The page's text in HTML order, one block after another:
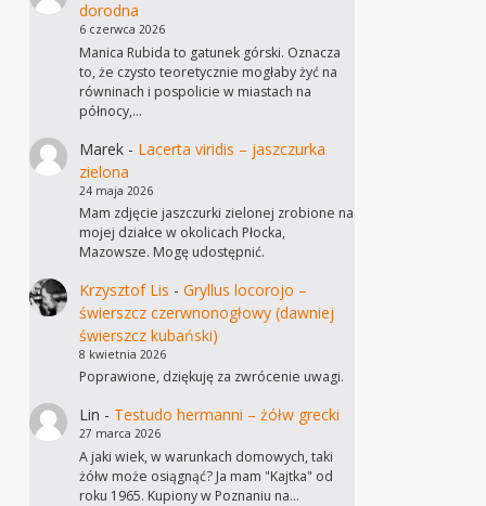
dorodna
6 czerwca 2026
Manica Rubida to gatunek górski. Oznacza
to, że czysto teoretycznie mogłaby żyć na
równinach i pospolicie w miastach na
północy,…
Marek- Lacerta viridis – jaszczurka
zielona
24 maja 2026
Mam zdjęcie jaszczurki zielonej zrobione na
mojej działce w okolicach Płocka,
Mazowsze. Mogę udostępnić.
Krzysztof Lis - Gryllus locorojo –
świerszcz czerwnonogłowy (dawniej
świerszcz kubański)
8 kwietnia 2026
Poprawione, dziękuję za zwrócenie uwagi.
Lin - Testudo hermanni – żółw grecki
27 marca 2026
A jaki wiek, w warunkach domowych, taki
żółw może osiągnąć? Ja mam "Kajtka" od
roku 1965. Kupiony w Poznaniu na…